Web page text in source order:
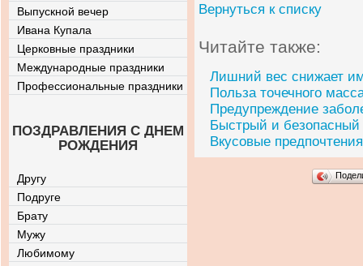
Вернуться к списку
Читайте также:
Лишний вес снижает
Польза точечного
Предупреждение
Быстрый и безопасный
Вкусовые
Выпускной вечер
Ивана Купала
Церковные праздники
Международные праздники
Профессиональные праздники
ПОЗДРАВЛЕНИЯ С ДНЕМ
РОЖДЕНИЯ
Другу
Подруге
Брату
Мужу
Любимому